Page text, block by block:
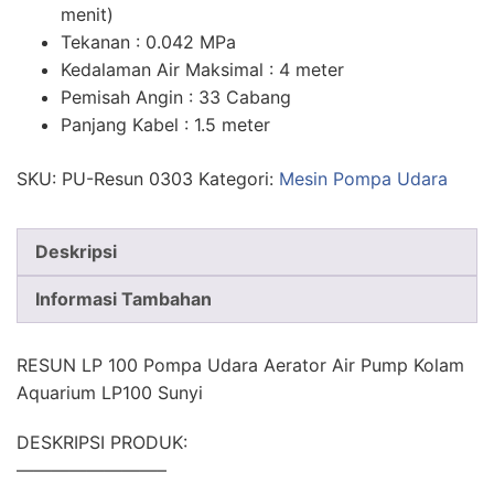
menit)
Tekanan : 0.042 MPa
Kedalaman Air Maksimal : 4 meter
Pemisah Angin : 33 Cabang
Panjang Kabel : 1.5 meter
SKU: PU-Resun 0303 Kategori: Mesin Pompa Udara
Deskripsi
Informasi Tambahan
RESUN LP 100 Pompa Udara Aerator Air Pump Kolam
Aquarium LP100 Sunyi
DESKRIPSI PRODUK:
————————–